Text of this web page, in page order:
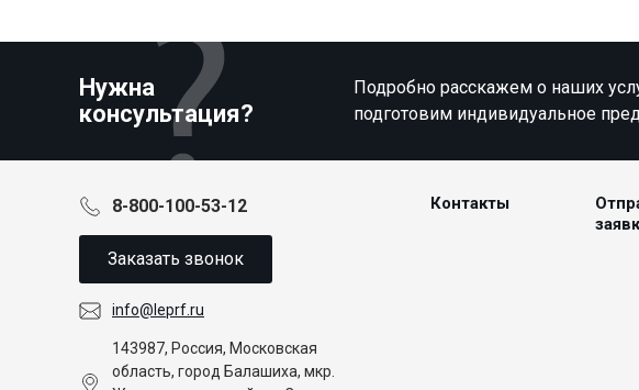
Нужна
консультация?
Подробно расскажем о наших
подготовим индивидуальное
8-800-100-53-12
Заказать звонок
info@leprf.ru
143987, Россия, Московская
область, город Балашиха, мкр.
Контакты